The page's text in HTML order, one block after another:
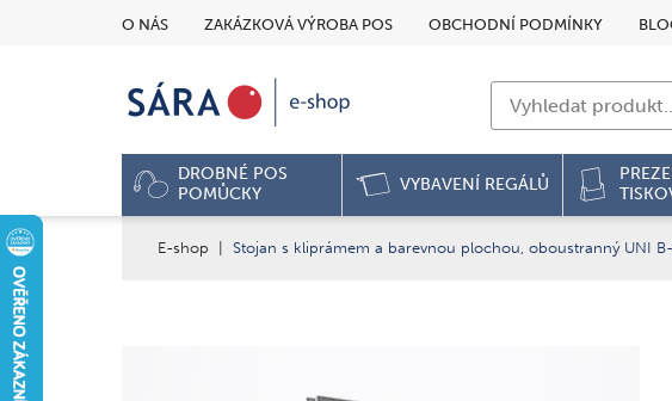
O NÁS ZAKÁZKOVÁ VÝROBA POS OBCHODNÍ PODMÍNKY
DROBNÉ POS
POMŮCKY
VYBAVENÍ REGÁLŮ
E-shop Stojan s kliprámem a barevnou plochou, oboustranný UNI B-